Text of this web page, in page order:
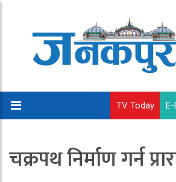
TV Today
चक्रपथ निर्माण गर्न